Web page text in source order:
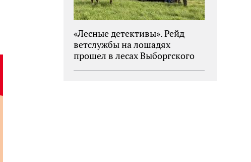
«Лесные детективы». Рейд
ветслужбы на лошадях
прошел в лесах Выборгского